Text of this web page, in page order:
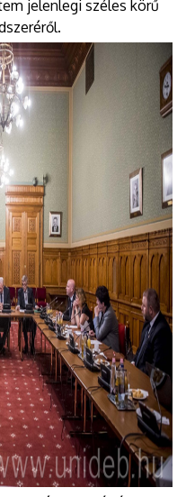
jelenlegi széles körű